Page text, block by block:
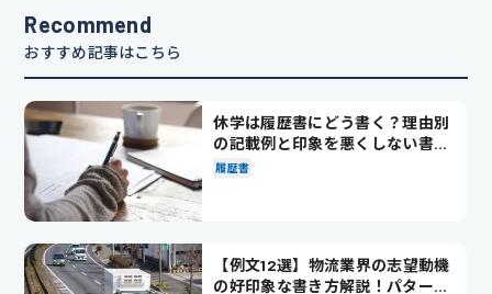
Recommend
おすすめ記事はこちら
休学は履歴書にどう書く？理由別
の記載例と印象を悪くしない書き
方を解説
履歴書
【例文12選】物流業界の志望動機
の好印象な書き方解説！パターン